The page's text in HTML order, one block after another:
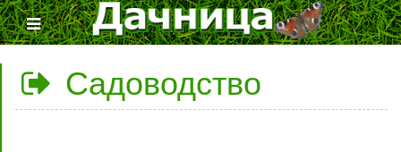
Садоводство